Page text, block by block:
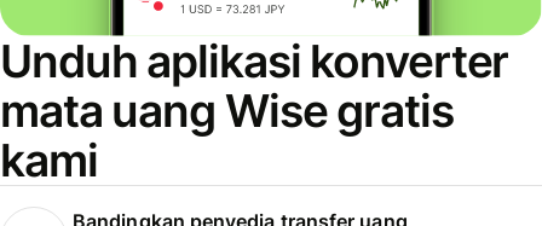
Unduh aplikasi konverter
mata uang Wise gratis
kami
Bandingkan penyedia transfer uang